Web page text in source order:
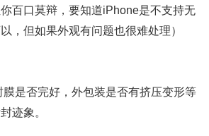
百口莫辩，要知道iPhone是不支持无
，但如果外观有问题也很难处理）
是否完好，外包装是否有挤压变形等
迹象。